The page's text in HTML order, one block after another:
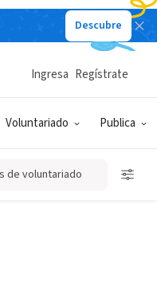
Descubre
Voluntariado Publica
Ingresa Regístrate
de voluntariado
descubrirás
de lo